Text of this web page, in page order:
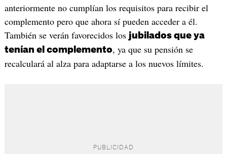
anteriormente no cumplían los requisitos para recibir el
complemento pero que ahora sí pueden acceder a él.
También se verán favorecidos los jubilados que ya
tenían el complemento, ya que su pensión se
recalculará al alza para adaptarse a los nuevos límites.